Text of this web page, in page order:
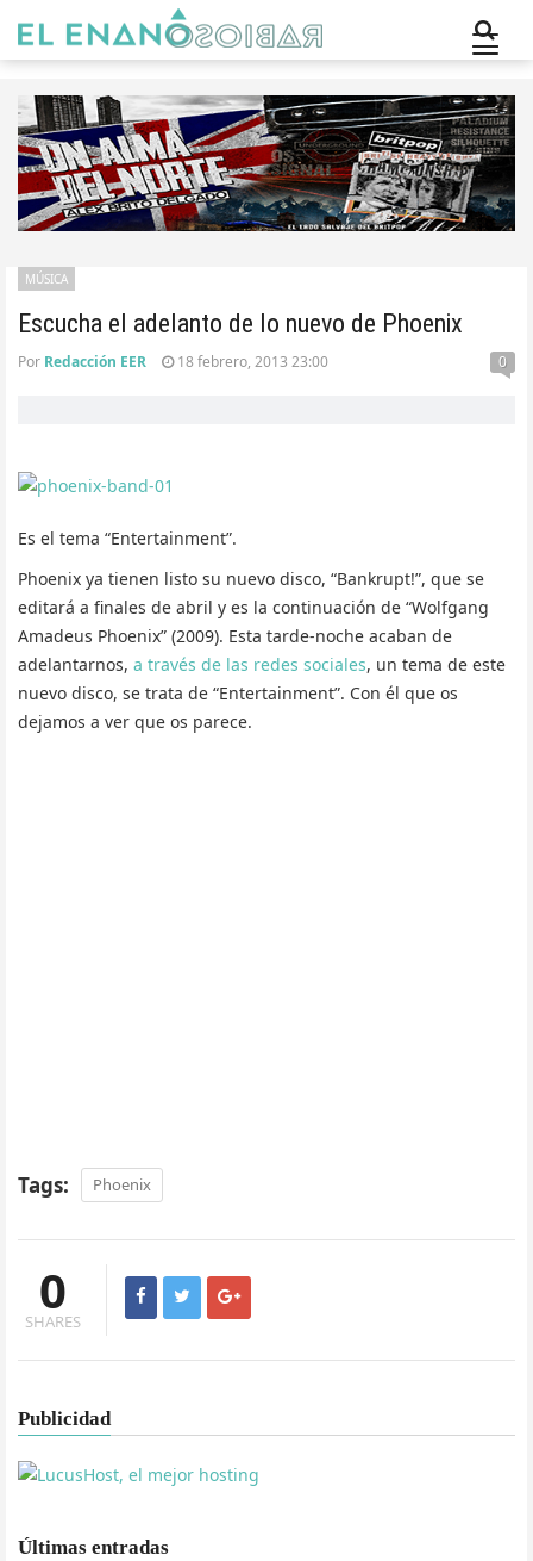
Escucha el adelanto de lo nuevo de Phoenix
MÚSICA
Por Redacción EER 18 febrero, 2013 23:00 0
Es el tema “Entertainment”.
Phoenix ya tienen listo su nuevo disco, “Bankrupt!”, que se
editará a finales de abril y es la continuación de “Wolfgang
Amadeus Phoenix” (2009). Esta tarde-noche acaban de
adelantarnos, a través de las redes sociales, un tema de este
nuevo disco, se trata de “Entertainment”. Con él que os
dejamos a ver que os parece.
Tags: Phoenix
0
SHARES
Publicidad
Últimas entradas